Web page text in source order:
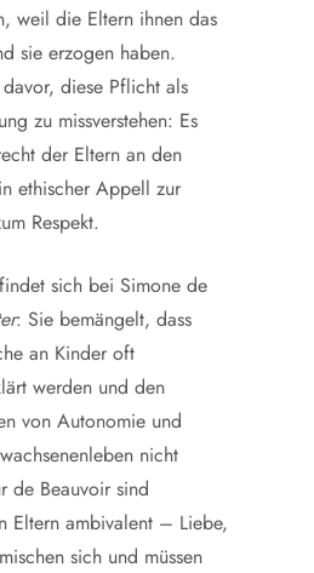
weil die Eltern ihnen das
sie erzogen haben.
diese Pflicht als
zu missverstehen: Es
der Eltern an den
ethischer Appell zur
Respekt.
sich bei Simone de
: Sie bemängelt, dass
an Kinder oft
werden und den
von Autonomie und
nicht
de Beauvoir sind
Eltern ambivalent – Liebe,
sich und müssen